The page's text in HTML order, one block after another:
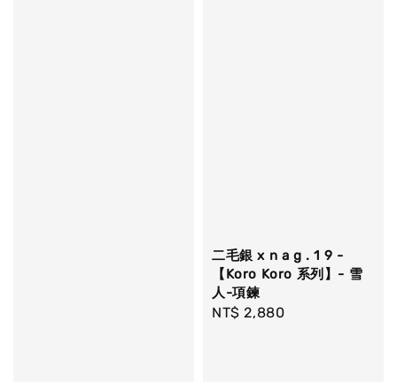
二毛銀 x n a g . 1 9 -
【Koro Koro 系列】- 雪
人-項鍊
Regular
NT$ 2,880